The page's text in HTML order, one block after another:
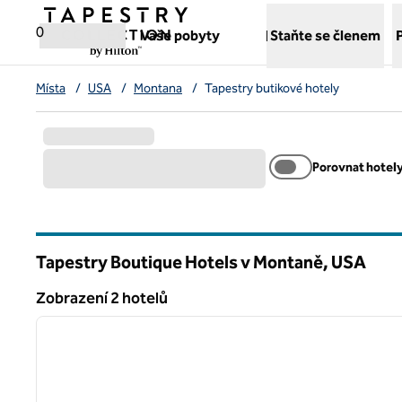
Přejít na obsah
0
Vaše pobyty
,otvírá novou záložku
Staňte se členem
Místa / USA / Montana / Tapestry butikové hotely
Porovnat
Tapestry Boutique Hotels v Montaně, USA
Zobrazení 2 hotelů
Zobrazení 2 hotelů
1 z 12